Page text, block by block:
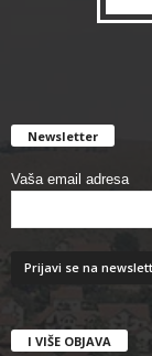
Newsletter
Vaša email adresa
I VIŠE OBJAVA